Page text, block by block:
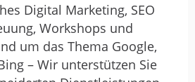
und Praxisnähe zeigte
Künstliche
Online-Suche
Besonders
Digital Marketing, SEO
Workshops und
um das Thema Google,
– Wir unterstützen Sie